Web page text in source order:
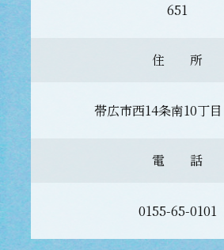
651
住 所
帯広市西14条南10丁
電 話
0155-65-0101